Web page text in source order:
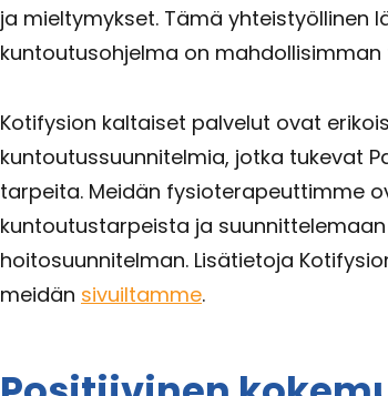
ja mieltymykset. Tämä yhteistyöllinen
kuntoutusohjelma on
Kotifysion kaltaiset palvelut ovat
kuntoutussuunnitelmia, jotka tukevat
tarpeita. Meidän fysioterapeuttimme
kuntoutustarpeista ja
hoitosuunnitelman. Lisätietoja
meidän sivuiltamme.